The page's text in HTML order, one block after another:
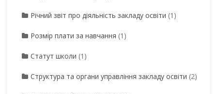
Річний звіт про діяльність закладу освіти (1)
Розмір плати за навчання (1)
Статут школи (1)
Структура та органи управління закладу освіти (2)